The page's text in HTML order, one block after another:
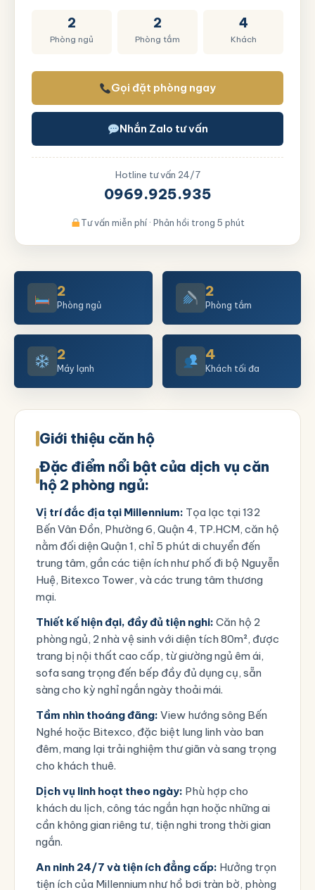
2
Phòng ngủ
2
Phòng tắm
2
Máy lạnh
4
Khách tối đa
Giới thiệu căn hộ
Đặc điểm nổi bật của dịch vụ căn
hộ 2 phòng ngủ:
Vị trí đắc địa tại Millennium: Tọa lạc tại132
Bến Vân Đồn, Phường 6, Quận 4, TP.HCM, căn hộ
nằm đối diện Quận 1, chỉ 5 phút di chuyển đến
trung tâm, gần các tiện ích như phố đi bộ Nguyễn
Huệ, Bitexco Tower, và các trung tâm thương
mại.
Thiết kế hiện đại, đầy đủ tiện nghi: Căn hộ 2
phòng ngủ, 2 nhà vệ sinh với diện tích 80m², được
trang bị nội thất cao cấp, từ giường ngủ êm ái,
sofa sang trọng đến bếp đầy đủ dụng cụ, sẵn
sàng cho kỳ nghỉ ngắn ngày thoải mái.
Tầm nhìn thoáng đãng: View hướng sông Bến
Nghé hoặc Bitexco, đặc biệt lung linh vào ban
đêm, mang lại trải nghiệm thư giãn và sang trọng
cho khách thuê.
Dịch vụ linh hoạt theo ngày: Phù hợp cho
khách du lịch, công tác ngắn hạn hoặc những ai
cần không gian riêng tư, tiện nghi trong thời gian
ngắn.
An ninh 24/7 và tiện ích đẳng cấp: Hưởng trọn
tiện ích của Millennium như hồ bơi tràn bờ, phòng
2
Phòng ngủ
2
Phòng tắm
4
Khách
Gọi đặt phòng ngay
Nhắn Zalo tư vấn
Hotline tư vấn 24/7
0969.925.935
Tư vấn miễn phí · Phản hồi trong 5 phút